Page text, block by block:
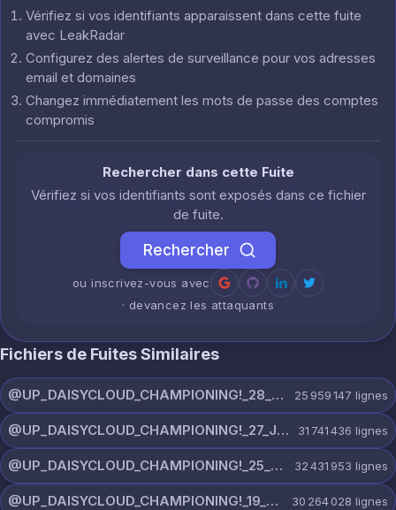
Vérifiez si vos identifiants apparaissent dans cette fuite
avec LeakRadar
Configurez des alertes de surveillance pour vos adresses
email et domaines
Changez immédiatement les mots de passe des comptes
compromis
Rechercher dans cette Fuite
Vérifiez si vos identifiants sont exposés dans ce fichier
de fuite.
Rechercher
ou inscrivez-vous avec
· devancez les attaquants
Fichiers de Fuites Similaires
@UP_DAISYCLOUD_CHAMPIONING!_28_JULY_5218_ON_CHANNEL.rar 25 959 147 lignes
@UP_DAISYCLOUD_CHAMPIONING!_27_JULY_5982_ON_CHANNEL.rar 31 741 436 lignes
@UP_DAISYCLOUD_CHAMPIONING!_25_JULY_5797_ON_CHANNEL.rar 32 431 953 lignes
@UP_DAISYCLOUD_CHAMPIONING!_19_JULY_5790_ON_CHANNEL.rar 30 264 028 lignes